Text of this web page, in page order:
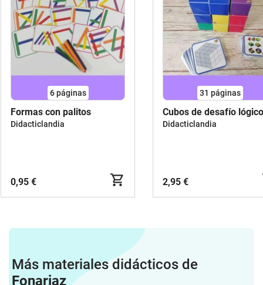
6páginas
Formas con palitos
Didacticlandia
0,95 €
31 páginas
Cubos de desafío lógico
Didacticlandia
2,95 €
Más materiales didácticos de
Fonariaz